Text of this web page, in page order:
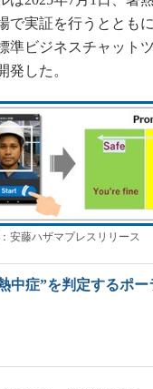
で実証を行うととも
準ビジネスチャット
発した。
藤ハザマプレスリリース
中症”を判定するポ